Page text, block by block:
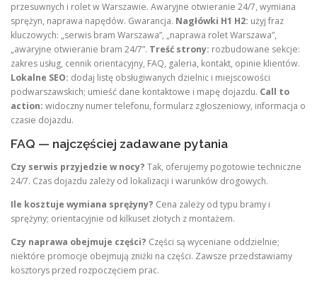
przesuwnych i rolet w Warszawie. Awaryjne otwieranie 24/7, wymiana
sprężyn, naprawa napędów. Gwarancja. Nagłówki H1 H2: użyj fraz
kluczowych: „serwis bram Warszawa”, „naprawa rolet Warszawa”,
„awaryjne otwieranie bram 24/7”. Treść strony: rozbudowane sekcje:
zakres usług, cennik orientacyjny, FAQ, galeria, kontakt, opinie klientów.
Lokalne SEO: dodaj listę obsługiwanych dzielnic i miejscowości
podwarszawskich; umieść dane kontaktowe i mapę dojazdu. Call to
action: widoczny numer telefonu, formularz zgłoszeniowy, informacja o
czasie dojazdu.
FAQ — najczęściej zadawane pytania
Czy serwis przyjedzie w nocy? Tak, oferujemy pogotowie techniczne
24/7. Czas dojazdu zależy od lokalizacji i warunków drogowych.
Ile kosztuje wymiana sprężyny? Cena zależy od typu bramy i
sprężyny; orientacyjnie od kilkuset złotych z montażem.
Czy naprawa obejmuje części? Części są wyceniane oddzielnie;
niektóre promocje obejmują zniżki na części. Zawsze przedstawiamy
kosztorys przed rozpoczęciem prac.